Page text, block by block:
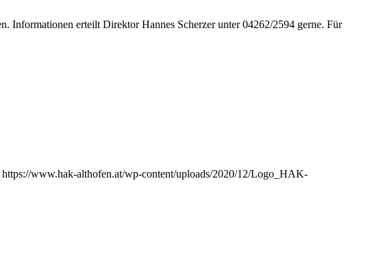
Informationen erteilt Direktor Hannes Scherzer unter 04262/2594 gerne. Für
https://www.hak-althofen.at/wp-content/uploads/2020/12/Logo_HAK-